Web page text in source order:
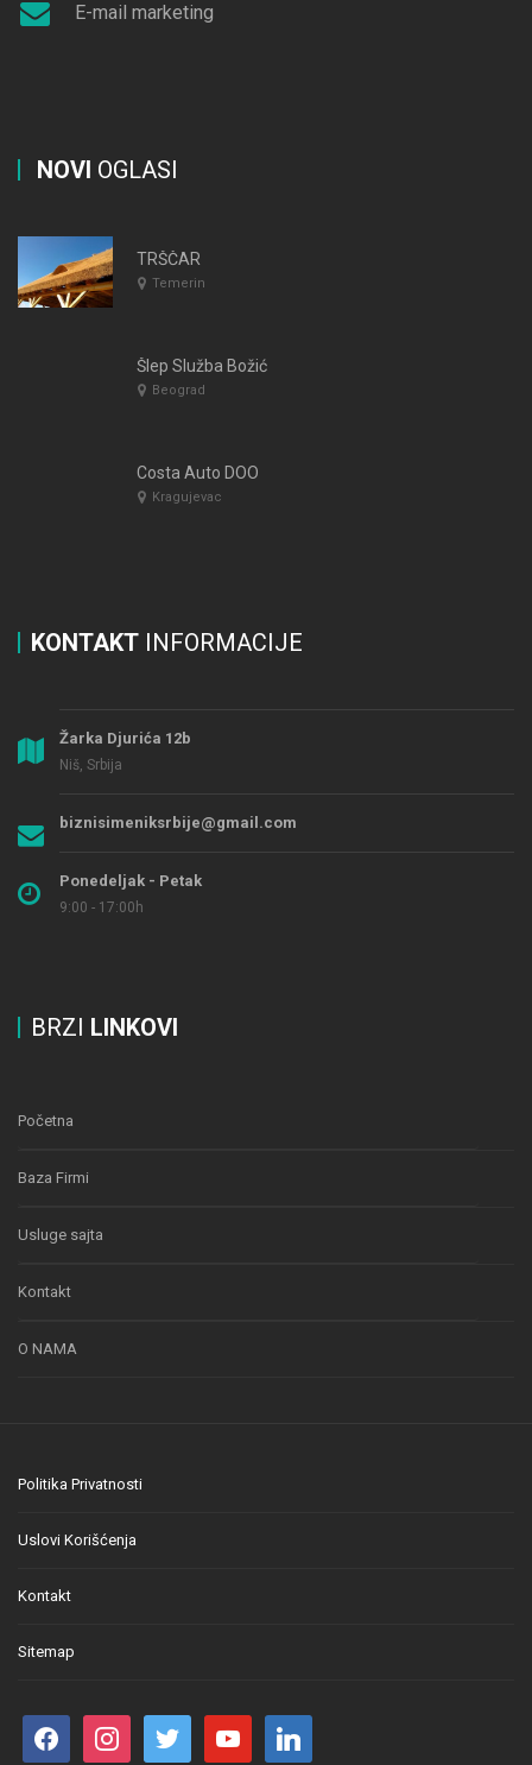
E-mail marketing
NOVI OGLASI
TRŠČAR
Temerin
Šlep Služba Božić
Beograd
Costa Auto DOO
Kragujevac
KONTAKT INFORMACIJE
Žarka Djurića 12b
Niš, Srbija
biznisimeniksrbije@gmail.com
Ponedeljak - Petak
9:00 - 17:00h
BRZI LINKOVI
Početna
Baza Firmi
Usluge sajta
Kontakt
O NAMA
Politika Privatnosti
Uslovi Korišćenja
Kontakt
Sitemap